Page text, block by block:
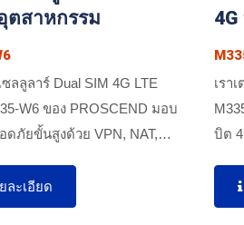
ตสาหกรรม
ซลลูลาร์ Dual SIM 4G LTE
W6 ของ PROSCEND มอบ
ดภัยขั้นสูงด้วย VPN, NAT,
ละเอียด
เรา
บิต